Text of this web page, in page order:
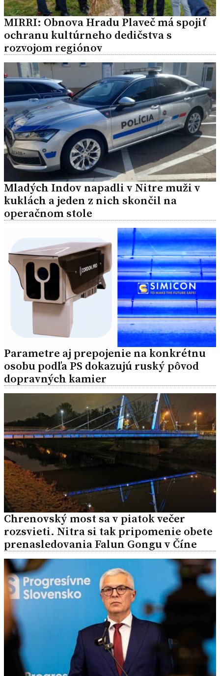
MIRRI: Obnova Hradu Plaveč má spojiť
ochranu kultúrneho dedičstva s
rozvojom regiónov
Mladých Indov napadli v Nitre muži v
kuklách a jeden z nich skončil na
operačnom stole
Parametre aj prepojenie na konkrétnu
osobu podľa PS dokazujú ruský pôvod
dopravných kamier
Chrenovský most sa v piatok večer
rozsvieti. Nitra si tak pripomenie obete
prenasledovania Falun Gongu v Číne